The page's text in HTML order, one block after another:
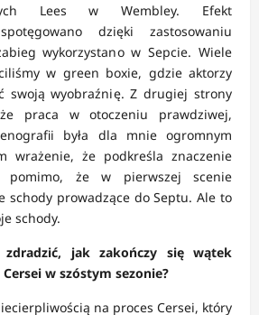
Lees w Wembley. Efekt
dzięki zastosowaniu
wykorzystano w Sepcie. Wiele
w green boxie, gdzie aktorzy
swoją wyobraźnię. Z drugiej strony
praca w otoczeniu prawdziwej,
była dla mnie ogromnym
wrażenie, że podkreśla znaczenie
pomimo, że w pierwszej scenie
schody prowadzące do Septu. Ale to
schody.
zdradzić, jak zakończy się wątek
w szóstym sezonie?
na proces Cersei, który